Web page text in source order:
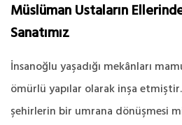
Müslüman Ustaların
Sanatımız
İnsanoğlu yaşadığı mekânları
ömürlü yapılar olarak inşa
şehirlerin bir umrana dönüşmesi